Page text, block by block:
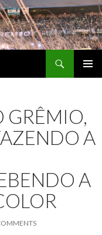
GRÊMIO,
A
A